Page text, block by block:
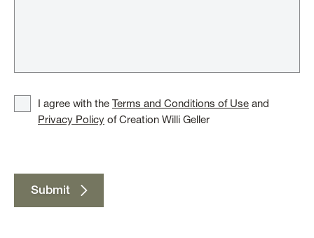
I agree with the Terms and Conditions of Use and
Privacy Policy of Creation Willi Geller
Submit